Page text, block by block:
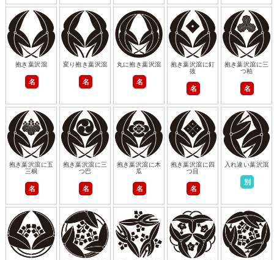
抱き葉沢瀉
名
変り抱き葉沢瀉
名
丸に抱き葉沢瀉
名
抱き葉沢瀉に釘
抜
名
抱き葉沢瀉に三
つ柏
名
抱き葉沢瀉に五
三桐
名
抱き葉沢瀉に三
つ巴
名
抱き葉沢瀉に木
瓜
名
抱き葉沢瀉に四
つ目
名
入れ違い葉沢瀉
別